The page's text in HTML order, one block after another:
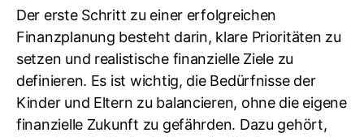
Der erste Schritt zu einer erfolgreichen
Finanzplanung besteht darin, klare Prioritäten zu
setzen und realistische finanzielle Ziele zu
definieren. Es ist wichtig, die Bedürfnisse der
Kinder und Eltern zu balancieren, ohne die eigene
finanzielle Zukunft zu gefährden. Dazu gehört,